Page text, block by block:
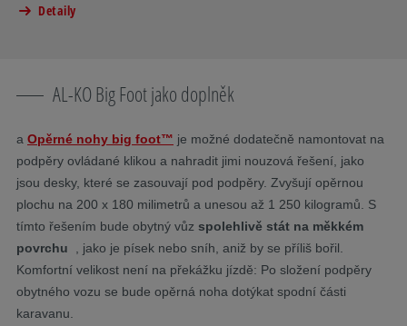
Detaily
AL-KO Big Foot jako doplněk
a Opěrné nohy big foot™ je možné dodatečně namontovat na
podpěry ovládané klikou a nahradit jimi nouzová řešení, jako
jsou desky, které se zasouvají pod podpěry. Zvyšují opěrnou
plochu na 200 x 180 milimetrů a unesou až 1 250 kilogramů. S
tímto řešením bude obytný vůz spolehlivě stát na měkkém
povrchu
, jako je písek nebo sníh, aniž by se příliš bořil.
Komfortní velikost není na překážku jízdě: Po složení podpěry
obytného vozu se bude opěrná noha dotýkat spodní části
karavanu.